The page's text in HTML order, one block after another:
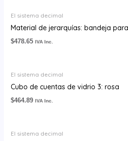
El sistema decimal
Material de jerarquías: bandeja
$478.65 IVA Inc.
El sistema decimal
Cubo de cuentas de vidrio 3: rosa
$464.89 IVA Inc.
El sistema decimal